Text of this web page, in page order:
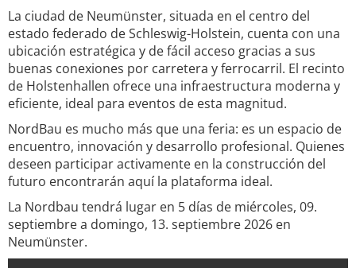
La ciudad de Neumünster, situada en el centro del
estado federado de Schleswig-Holstein, cuenta con una
ubicación estratégica y de fácil acceso gracias a sus
buenas conexiones por carretera y ferrocarril. El recinto
de Holstenhallen ofrece una infraestructura moderna y
eficiente, ideal para eventos de esta magnitud.
NordBau es mucho más que una feria: es un espacio de
encuentro, innovación y desarrollo profesional. Quienes
deseen participar activamente en la construcción del
futuro encontrarán aquí la plataforma ideal.
La Nordbau tendrá lugar en 5 días de miércoles, 09.
septiembre a domingo, 13. septiembre 2026 en
Neumünster.